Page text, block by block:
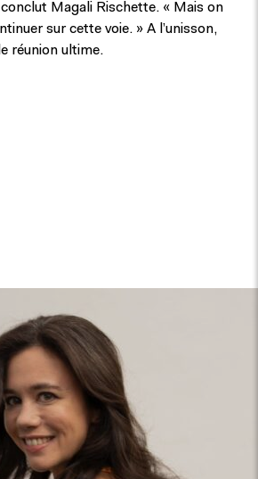
conclut Magali Rischette. « Mais on
sur cette voie. » A l’unisson,
réunion ultime.